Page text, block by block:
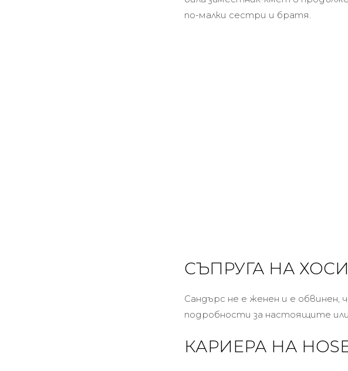
по-малки сестри и братя.
СЪПРУГА НА
Сандърс не е женен и е обвинен,
подробности за настоящите
КАРИЕРА НА